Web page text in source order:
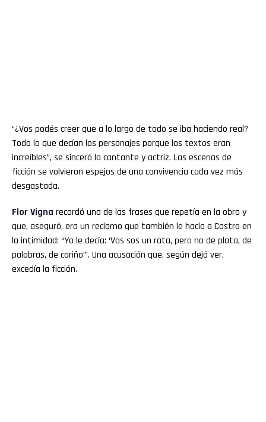
“¿Vos podés creer que a lo largo de todo se iba haciendo real?
Todo lo que decían los personajes porque los textos eran
increíbles”, se sinceró la cantante y actriz. Las escenas de
ficción se volvieron espejos de una convivencia cada vez más
desgastada.
FlorVigna recordó una de las frases que repetía en la obra y
que, aseguró, era un reclamo que también le hacía a Castro en
la intimidad: “Yo le decía: ‘Vos sos un rata, pero no de plata, de
palabras, de cariño’”. Una acusación que, según dejó ver,
excedía la ficción.